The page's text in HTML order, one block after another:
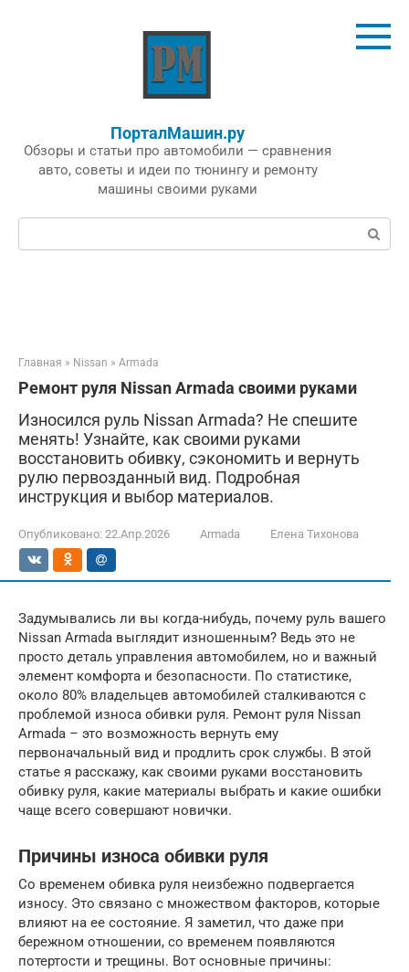
ПорталМашин.ру
Обзоры и статьи про автомобили — сравнения
авто, советы и идеи по тюнингу и ремонту
машины своими руками
Поиск:
Главная » Nissan » Armada
Ремонт руля Nissan Armada своими руками
Износился руль Nissan Armada? Не спешите
менять! Узнайте, как своими руками
восстановить обивку, сэкономить и вернуть
рулю первозданный вид. Подробная
инструкция и выбор материалов.
Опубликовано: 22.Апр.2026 Armada Елена Тихонова
Задумывались ли вы когда-нибудь, почему руль вашего
Nissan Armada выглядит изношенным? Ведь это не
просто деталь управления автомобилем, но и важный
элемент комфорта и безопасности. По статистике,
около 80% владельцев автомобилей сталкиваются с
проблемой износа обивки руля. Ремонт руля Nissan
Armada – это возможность вернуть ему
первоначальный вид и продлить срок службы. В этой
статье я расскажу, как своими руками восстановить
обивку руля, какие материалы выбрать и какие ошибки
чаще всего совершают новички.
Причины износа обивки руля
Со временем обивка руля неизбежно подвергается
износу. Это связано с множеством факторов, которые
влияют на ее состояние. Я заметил, что даже при
бережном отношении, со временем появляются
потертости и трещины. Вот основные причины: